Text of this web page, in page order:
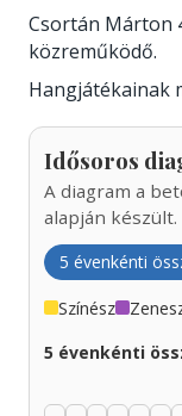
Csortán Márton
közreműködő.
Hangjátékainak
Idősoros
A diagram a
alapján készült.
5 évenkénti
Színész
5 évenkénti